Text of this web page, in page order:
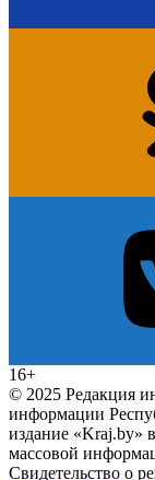
16+
© 2025 Редакция
информации
издание «Kraj.by»
массовой
Свидетельство о